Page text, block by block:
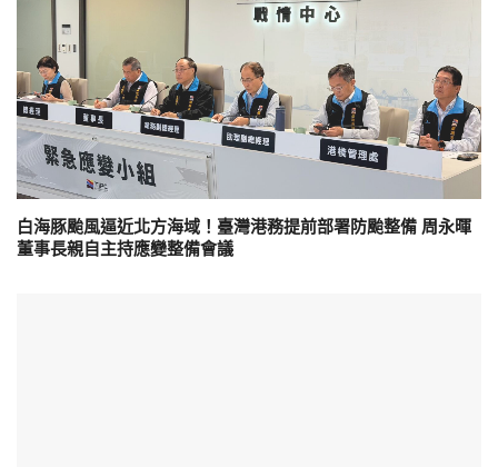
白海豚颱風逼近北方海域！臺灣港務提前部署防颱整備 周永暉
董事長親自主持應變整備會議